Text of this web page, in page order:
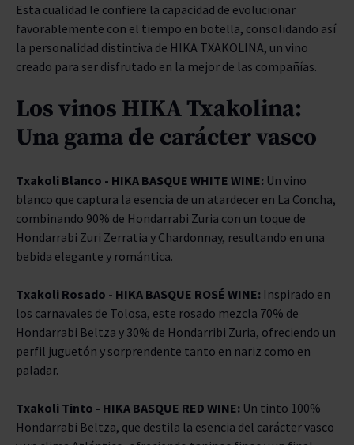
Esta cualidad le confiere la capacidad de evolucionar
favorablemente con el tiempo en botella, consolidando así
la personalidad distintiva de HIKA TXAKOLINA, un vino
creado para ser disfrutado en la mejor de las compañías.
Los vinos HIKA Txakolina:
Una gama de carácter vasco
Txakoli Blanco - HIKA BASQUE WHITE WINE: Un vino
blanco que captura la esencia de un atardecer en La Concha,
combinando 90% de Hondarrabi Zuria con un toque de
Hondarrabi Zuri Zerratia y Chardonnay, resultando en una
bebida elegante y romántica.
Txakoli Rosado - HIKA BASQUE ROSÉ WINE: Inspirado en
los carnavales de Tolosa, este rosado mezcla 70% de
Hondarrabi Beltza y 30% de Hondarribi Zuria, ofreciendo un
perfil juguetón y sorprendente tanto en nariz como en
paladar.
Txakoli Tinto - HIKA BASQUE RED WINE: Un tinto 100%
Hondarrabi Beltza, que destila la esencia del carácter vasco